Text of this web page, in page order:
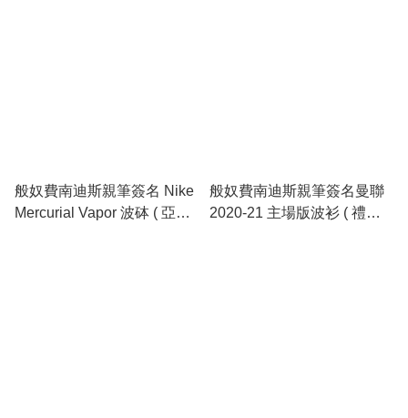
般奴費南迪斯親筆簽名 Nike
Mercurial Vapor 波砵 ( 亞加
般奴費南迪斯親筆簽名曼聯
2020-21 主場版波衫 ( 禮盒